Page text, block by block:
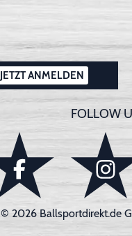
JETZT ANMELDEN
FOLLOW
© 2026 Ballsportdirekt.de